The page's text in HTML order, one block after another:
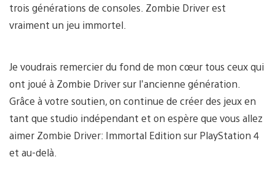
trois générations de consoles. Zombie Driver est
vraiment un jeu immortel.
Je voudrais remercier du fond de mon cœur tous ceux qui
ont joué à Zombie Driver sur l’ancienne génération.
Grâce à votre soutien, on continue de créer des jeux en
tant que studio indépendant et on espère que vous allez
aimer Zombie Driver: Immortal Edition sur PlayStation 4
et au-delà.